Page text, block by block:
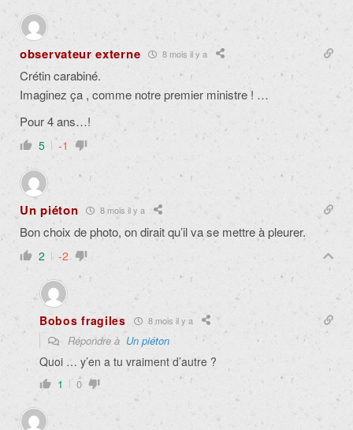
observateur externe 8 mois il y a
Crétin carabiné.
Imaginez ça , comme notre premier ministre ! …
Pour 4 ans…!
5 -1
Un piéton 8 mois il y a
Bon choix de photo, on dirait qu’il va se mettre à pleurer.
2 -2
Bobos fragiles 8 mois il y a
Répondre à Un piéton
Quoi … y’en a tu vraiment d’autre ?
1 0